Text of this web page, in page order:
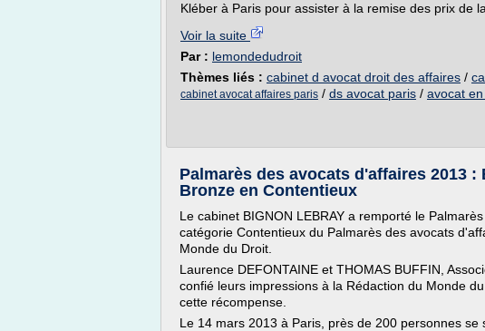
Kléber à Paris pour assister à la remise des prix de
Voir la suite
Par : lemondedudroit
Thèmes liés : cabinet d avocat droit des affaires /
cabinet avocat affaires paris / ds avocat paris / avocat
Palmarès des avocats d'affaires 2013
Bronze en Contentieux
Le cabinet BIGNON LEBRAY a remporté le
catégorie Contentieux du Palmarès des avocats
Monde du Droit.
Laurence DEFONTAINE et THOMAS BUFFIN,
confié leurs impressions à la Rédaction du Monde
cette récompense.
Le 14 mars 2013 à Paris, près de 200 personnes se